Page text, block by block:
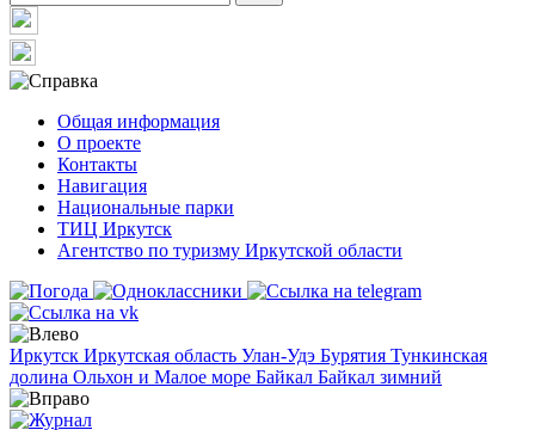
Общая информация
О проекте
Контакты
Навигация
Национальные парки
ТИЦ Иркутск
Агентство по туризму Иркутской области
Иркутск Иркутская область Улан-Удэ Бурятия Тункинская
долина Ольхон и Малое море Байкал Байкал зимний